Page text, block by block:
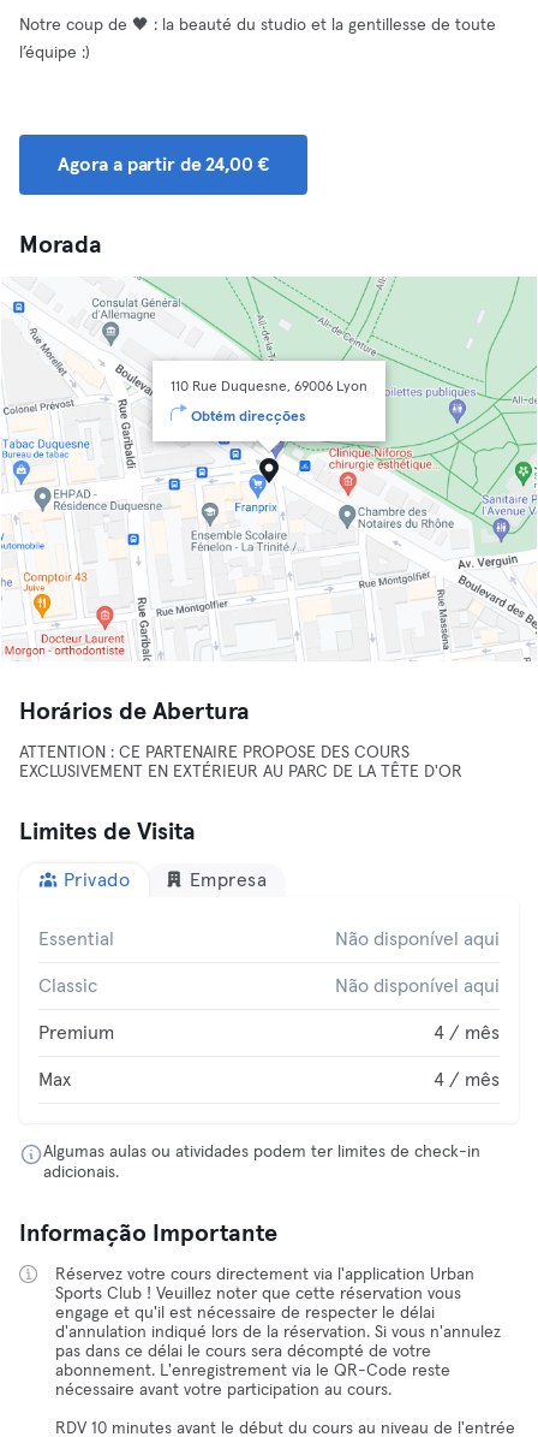
Notre coup de 🖤 : la beauté du studio et la gentillesse de toute
l’équipe :)
Agora a partir de 24,00 €
Morada
110 Rue Duquesne, 69006 Lyon
Obtém direcções
Horários de Abertura
ATTENTION : CE PARTENAIRE PROPOSE DES COURS
EXCLUSIVEMENT EN EXTÉRIEUR AU PARC DE LA TÊTE D'OR
Limites de Visita
Privado Empresa
Essential Não disponível aqui
Classic Não disponível aqui
Premium 4 / mês
Max 4 / mês
Algumas aulas ou atividades podem ter limites de check-in
adicionais.
Informação Importante
Réservez votre cours directement via l'application Urban
Sports Club ! Veuillez noter que cette réservation vous
engage et qu'il est nécessaire de respecter le délai
d'annulation indiqué lors de la réservation. Si vous n'annulez
pas dans ce délai le cours sera décompté de votre
abonnement. L'enregistrement via le QR-Code reste
nécessaire avant votre participation au cours.
RDV 10 minutes avant le début du cours au niveau de l'entrée